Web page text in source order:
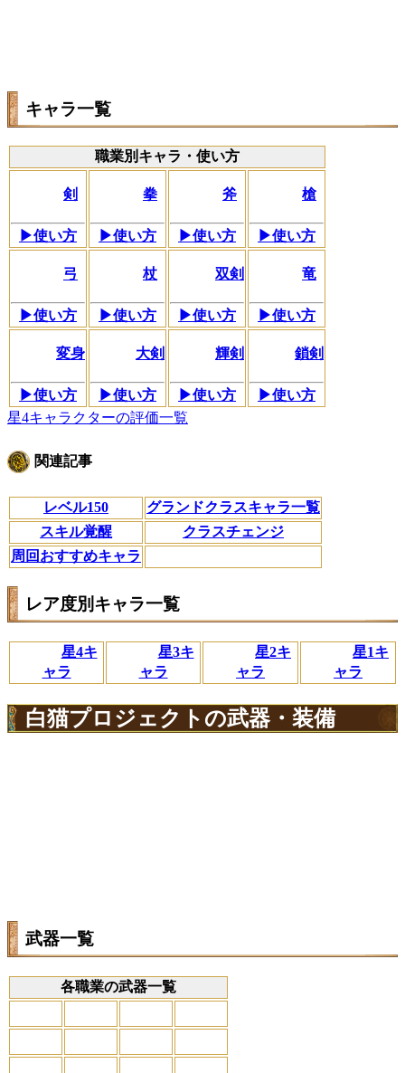
キャラ一覧
職業別キャラ・使い方
剣
▶使い方
拳
▶使い方
斧
▶使い方
槍
▶使い方
弓
▶使い方
杖
▶使い方
双剣
▶使い方
竜
▶使い方
変身
▶使い方
大剣
▶使い方
輝剣
▶使い方
鎖剣
▶使い方
星4キャラクターの評価一覧
関連記事
レベル150
グランドクラスキャラ一覧
スキル覚醒
クラスチェンジ
周回おすすめキャラ
レア度別キャラ一覧
星4キ
ャラ
星3キ
ャラ
星2キ
ャラ
星1キ
ャラ
白猫プロジェクトの武器・装備
武器一覧
各職業の武器一覧